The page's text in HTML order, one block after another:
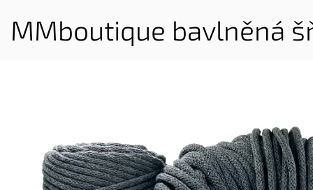
MMboutique bavlněná